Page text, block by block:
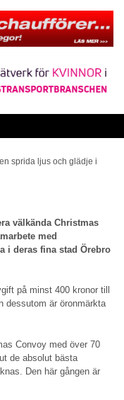
sprida ljus och glädje i
välkända Christmas
med
i deras fina stad Örebro
på minst 400 kronor till
dessutom är öronmärkta
Convoy med över 70
de absolut bästa
Den här gången är